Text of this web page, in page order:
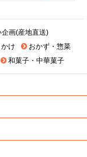
画(産地直送)
け
おかず・惣菜
和菓子・中華菓子